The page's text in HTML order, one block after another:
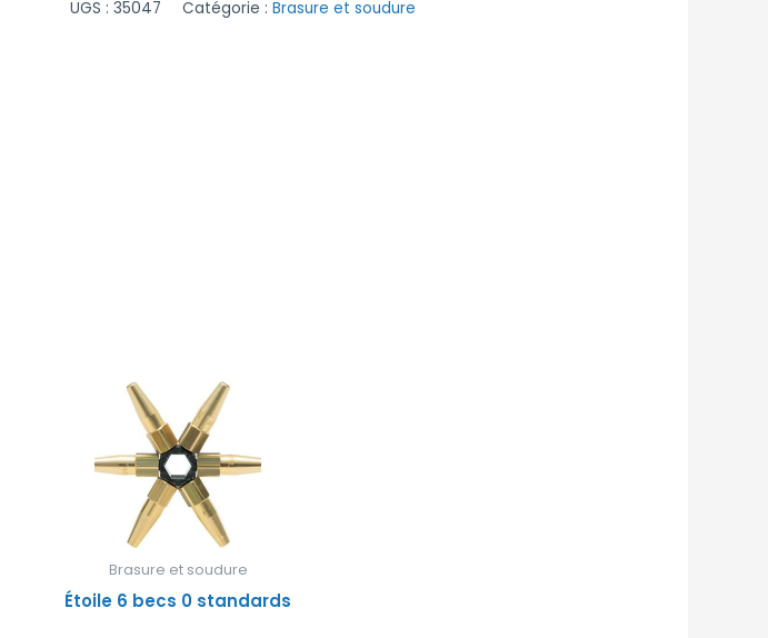
UGS :35047 Catégorie :Brasure et soudure
Brasure et soudure
Étoile 6 becs 0 standards